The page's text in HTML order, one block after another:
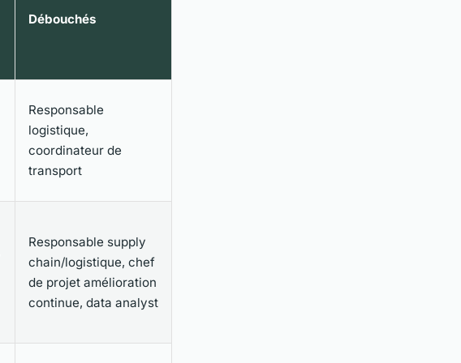
Débouchés
Responsable
logistique,
coordinateur de
transport
Responsable supply
chain/logistique, chef
de projet amélioration
continue, data analyst